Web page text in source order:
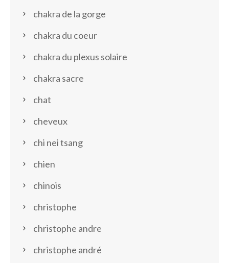
chakra de la gorge
chakra du coeur
chakra du plexus solaire
chakra sacre
chat
cheveux
chi nei tsang
chien
chinois
christophe
christophe andre
christophe andré